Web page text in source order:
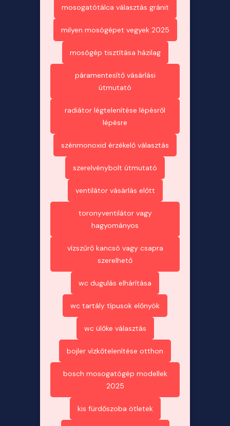
mosogatótálca választás gránit
milyen mosógépet vegyek 2025
mosógép tisztítása házilag
páramentesítő vásárlási
útmutató
radiátor légtelenítése lépésről
lépésre
szénmonoxid érzékelő választás
szerelvénybolt útmutató
ventilátor vásárlás előtt
toronyventilátor vagy
hagyományos
vízszűrő kancsó vagy csapra
szerelhető
wc dugulás elhárítása
wc tartály típusok előnyök
wc ülőke választás
bojler vízkőtelenítése otthon
bosch mosogatógép modellek
2025
kis fürdőszoba ötletek